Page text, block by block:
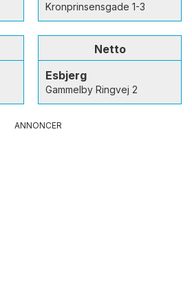
Kronprinsensgade 1-3
Netto
Esbjerg
Gammelby Ringvej 2
ANNONCER